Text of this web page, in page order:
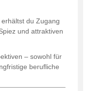
du Zugang
und attraktiven
– sowohl für
berufliche